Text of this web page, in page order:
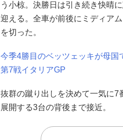
う小椋。決勝日は引き続き快晴
迎える。全車が前後にミディア
を切った。
今季4勝目のベッツェッキが母国
第7戦イタリアGP
抜群の蹴り出しを決めて一気に7
展開する3台の背後まで接近。